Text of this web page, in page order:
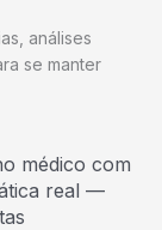
análises
se manter
médico com
real —